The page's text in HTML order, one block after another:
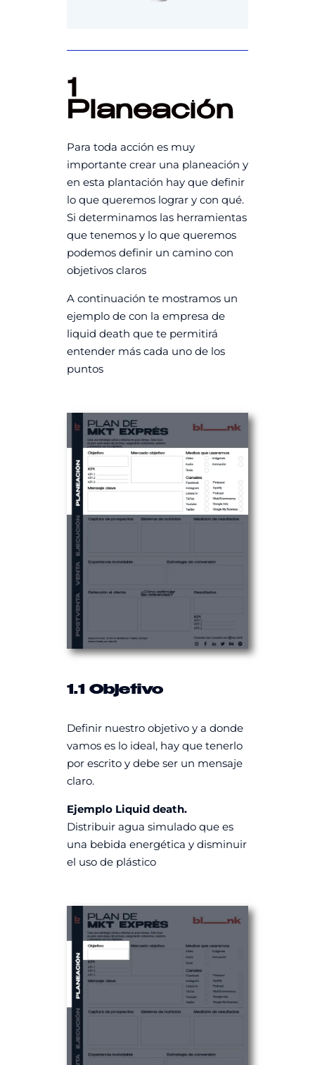
1
Planeación
Para toda acción es muy
importante crear una planeación y
en esta plantación hay que definir
lo que queremos lograr y con qué.
Si determinamos las herramientas
que tenemos y lo que queremos
podemos definir un camino con
objetivos claros
A continuación te mostramos un
ejemplo de con la empresa de
liquid death que te permitirá
entender más cada uno de los
puntos
1.1 Objetivo
Definir nuestro objetivo y a donde
vamos es lo ideal, hay que tenerlo
por escrito y debe ser un mensaje
claro.
Ejemplo Liquid death.
Distribuir agua simulado que es
una bebida energética y disminuir
el uso de plástico